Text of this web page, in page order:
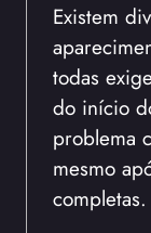
Existem
todas
do início
problema
mesmo
completas.